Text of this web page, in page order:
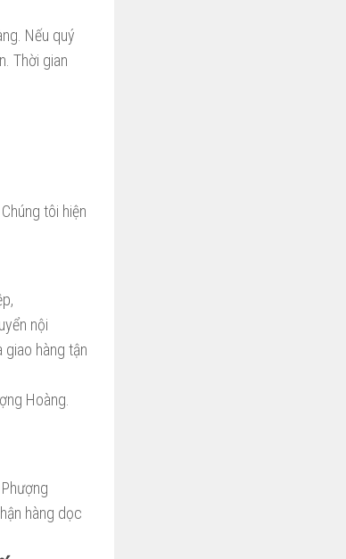
Nếu quý
Thời gian
tôi hiện
nội
hàng tận
Hoàng.
hàng dọc